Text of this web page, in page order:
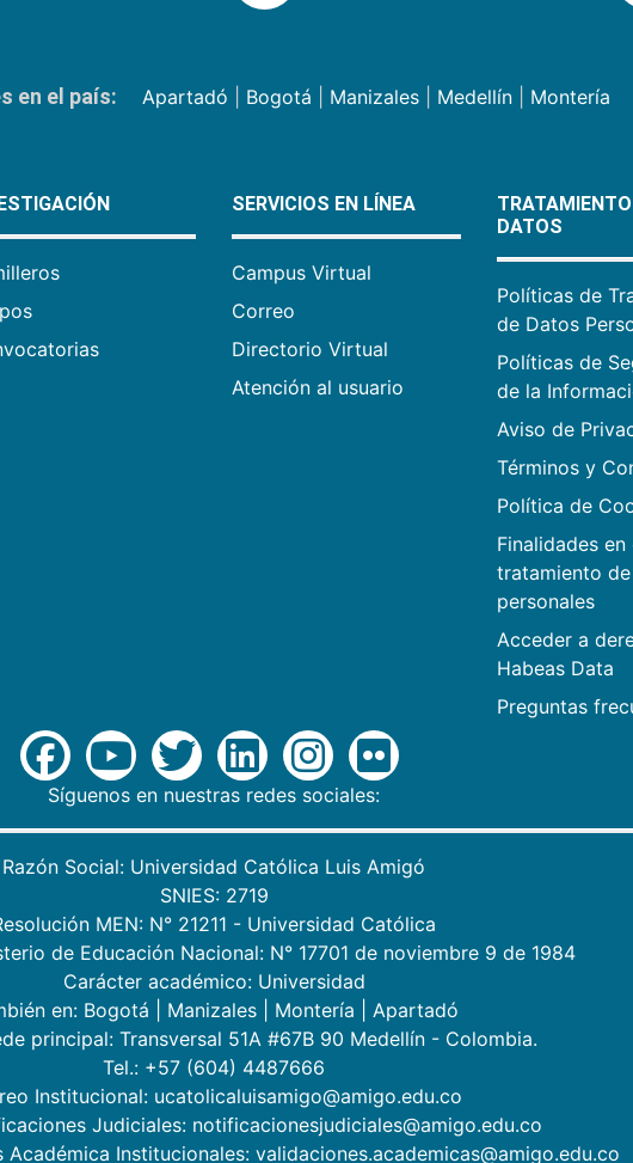
en el país: Apartadó Bogotá Manizales| Medellín| Montería
SERVICIOS EN LÍNEA
Campus Virtual
Correo
Directorio Virtual
Atención al usuario
DATOS
Políticas de
de Datos
Políticas de
de la
Aviso de
Términos y
Política de
Finalidades en
tratamiento
personales
Acceder a
Habeas Data
Preguntas
Síguenos en nuestras redes sociales:
Razón Social: Universidad Católica Luis Amigó
SNIES: 2719
MEN: N° 21211 - Universidad Católica
de Educación Nacional: N° 17701 de noviembre 9 de 1984
Carácter académico: Universidad
en: Bogotá Manizales Montería
Apartadó
principal: Transversal 51A #67B 90 Medellín - Colombia.
Tel.: +57 (604) 4487666
Institucional: ucatolicaluisamigo@amigo.edu.co
Judiciales: notificacionesjudiciales@amigo.edu.co
Institucionales: validaciones.academicas@amigo.edu.co